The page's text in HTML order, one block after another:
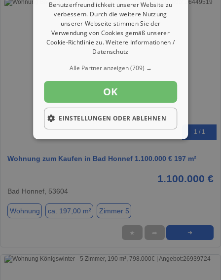
1 / 1
Wohnung zum Kaufen in Bad Honnef 1.100.000 € 197 m²
1.100.000 €
Bad Honnef, 53604
Wohnung ca. 197,00 m² Zimmer 5
★ ➦ ➜
Benutzerfreundlichkeit unserer Website zu
verbessern. Durch die weitere Nutzung
unserer Webseite stimmen Sie der
Verwendung von Cookies gemäß unserer
Cookie-Richtlinie zu.Weitere Informationen /
Datenschutz
Alle Partner anzeigen(709) →
OK
EINSTELLUNGEN ODER ABLEHNEN